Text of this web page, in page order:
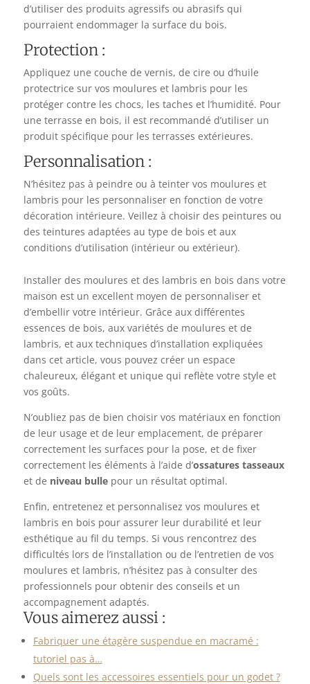
d’utiliser des produits agressifs ou abrasifs qui
pourraient endommager la surface du bois.
Protection :
Appliquez une couche de vernis, de cire ou d’huile
protectrice sur vos moulures et lambris pour les
protéger contre les chocs, les taches et l’humidité. Pour
une terrasse en bois, il est recommandé d’utiliser un
produit spécifique pour les terrasses extérieures.
Personnalisation :
N’hésitez pas à peindre ou à teinter vos moulures et
lambris pour les personnaliser en fonction de votre
décoration intérieure. Veillez à choisir des peintures ou
des teintures adaptées au type de bois et aux
conditions d’utilisation (intérieur ou extérieur).
Installer des moulures et des lambris en bois dans votre
maison est un excellent moyen de personnaliser et
d’embellir votre intérieur. Grâce aux différentes
essences de bois, aux variétés de moulures et de
lambris, et aux techniques d’installation expliquées
dans cet article, vous pouvez créer un espace
chaleureux, élégant et unique qui reflète votre style et
vos goûts.
N’oubliez pas de bien choisir vos matériaux en fonction
de leur usage et de leur emplacement, de préparer
correctement les surfaces pour la pose, et de fixer
correctement les éléments à l’aide d’ossatures tasseaux
et de niveau bullepour un résultat optimal.
Enfin, entretenez et personnalisez vos moulures et
lambris en bois pour assurer leur durabilité et leur
esthétique au fil du temps. Si vous rencontrez des
difficultés lors de l’installation ou de l’entretien de vos
moulures et lambris, n’hésitez pas à consulter des
professionnels pour obtenir des conseils et un
accompagnement adaptés.
Vous aimerez aussi :
Fabriquer une étagère suspendue en macramé :
tutoriel pas à…
Quels sont les accessoires essentiels pour un godet ?